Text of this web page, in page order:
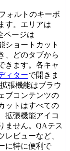
ォルトのキーボ
す。エリアは
ページは
ショートカット
、どのタブから
きます。各キャ
ィターで開きま
張機能はブラウ
ブコンテンツの
ットはすべての
拡張機能アイコ
ません。QAテス
レビューなど、
に特に便利で